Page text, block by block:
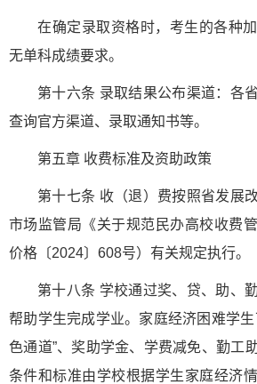
在确定录取资格时，考生的各种
无单科成绩要求。
第十六条 录取结果公布渠道：各
查询官方渠道、录取通知书等。
第五章 收费标准及资助政策
第十七条 收（退）费按照省发展
市场监管局《关于规范民办高校收费
价格〔2024〕608号）有关规定执行。
第十八条 学校通过奖、贷、助、
帮助学生完成学业。家庭经济困难学
色通道”、奖助学金、学费减免、勤工
条件和标准由学校根据学生家庭经济